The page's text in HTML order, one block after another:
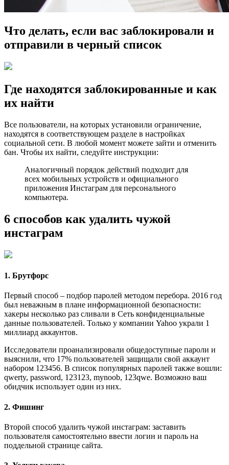
Что делать, если вас заблокировали и
отправили в черный список
Где находятся заблокированные и как
их найти
Все пользователи, на которых установили ограничение,
находятся в соответствующем разделе в настройках
социальной сети. В любой момент можете зайти и отменить
бан. Чтобы их найти, следуйте инструкции:
Аналогичный порядок действий подходит для
всех мобильных устройств и официального
приложения Инстаграм для персонального
компьютера.
6 способов как удалить чужой
инстаграм
1. Брутфорс
Первый способ – подбор паролей методом перебора. 2016 год
был неважным в плане информационной безопасности:
хакеры несколько раз сливали в Сеть конфиденциальные
данные пользователей. Только у компании Yahoo украли 1
миллиард аккаунтов.
Исследователи проанализировали общедоступные пароли и
выяснили, что 17% пользователей защищали свой аккаунт
набором 123456. В список популярных паролей также вошли:
qwerty, password, 123123, mynoob, 123qwe. Возможно ваш
обидчик использует один из них.
2. Фишинг
Второй способ удалить чужой инстаграм: заставить
пользователя самостоятельно ввести логин и пароль на
поддельной странице сайта.